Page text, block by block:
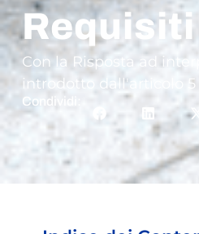
Con la Risposta ad
introdotto dall'articolo 5
Condividi: